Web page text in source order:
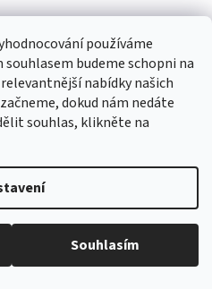
používáme
budeme schopni na
nabídky našich
dokud nám nedáte
souhlas, klikněte na
Souhlasím
brýle Gvest 24414-
Do košíku